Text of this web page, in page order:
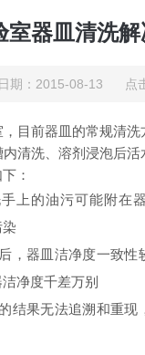
室器皿清洗
期：2015-08-13 点
目前器皿的常规清
清洗、溶剂浸泡后
：
上的油污可能附在
，器皿洁净度一致性
净度千差万别
结果无法追溯和重现